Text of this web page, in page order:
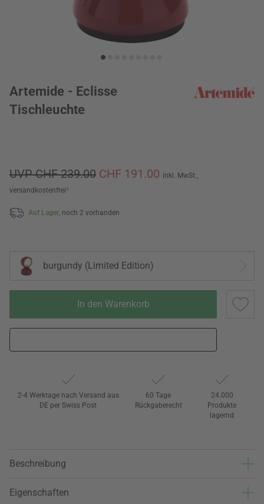
Artemide - Eclisse
Tischleuchte
UVP CHF 239.00 CHF 191.00 inkl. MwSt.,
versandkostenfrei*
Auf Lager, noch 2 vorhanden
burgundy (Limited Edition)
In den Warenkorb
2-4 Werktage nach Versand aus
DE per Swiss Post
60 Tage
Rückgaberecht
24.000
Produkte
lagernd
Beschreibung
Eigenschaften